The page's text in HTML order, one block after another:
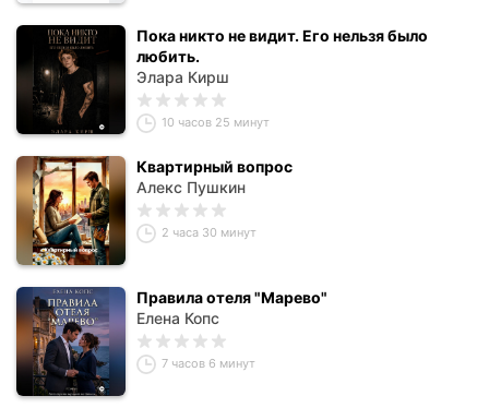
Пока никто не видит. Его нельзя было
любить.
Элара Кирш
10 часов 25 минут
Квартирный вопрос
Алекс Пушкин
2 часа 30 минут
Правила отеля "Марево"
Елена Копс
7 часов 6 минут